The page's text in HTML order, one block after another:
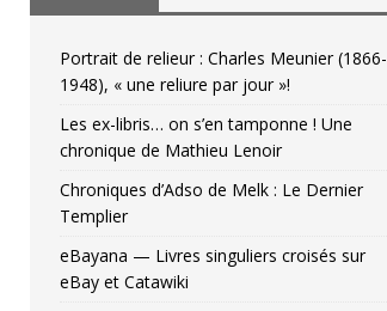
Portrait de relieur : Charles Meunier (1866-
1948), « une reliure par jour »!
Les ex-libris… on s’en tamponne ! Une
chronique de Mathieu Lenoir
Chroniques d’Adso de Melk : Le Dernier
Templier
eBayana — Livres singuliers croisés sur
eBay et Catawiki